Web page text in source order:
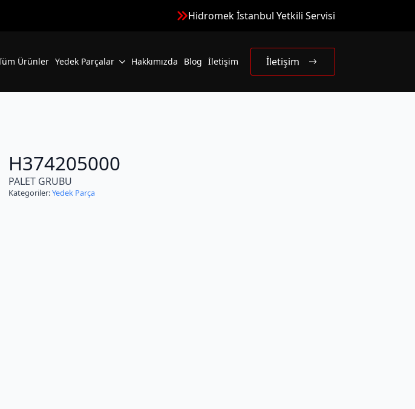
Hidromek İstanbul Yetkili Servisi
Ürünler Yedek Parçalar Hakkımızda Blog İletişim İletişim
H374205000
PALET GRUBU
Kategoriler:Yedek Parça